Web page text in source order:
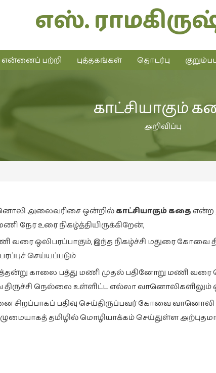
எஸ்.
என்னைப் பற்றி புத்தகங்கள் தொடர்பு
காட்சியாகும்
அறிவிப்பு
அலைவரிசை ஒன்றில்காட்சியாகும் கதைஎன்ற
நேர உரை நிகழ்த்தியிருக்கிறேன்,
மணி வரை ஒலிபரப்பாகும், இந்த நிகழ்ச்சி மதுரை கோவை
செய்யப்படும்
காலை பத்து மணி முதல் பதினோறு மணி
நெல்லை உள்ளிட்ட எல்லா வானொலிகளிலும்
சிறப்பாகப் பதிவு செய்திருப்பவர் கோவை
தமிழில் மொழியாக்கம் செய்துள்ள